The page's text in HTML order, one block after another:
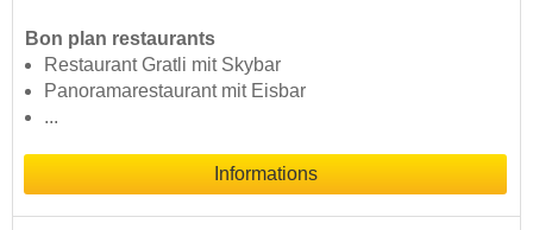
Bon plan restaurants
Restaurant Gratli mit Skybar
Panoramarestaurant mit Eisbar
...
Informations